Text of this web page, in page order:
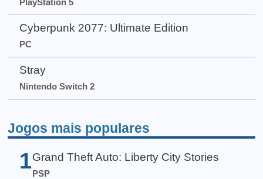
Cyberpunk 2077: Ultimate Edition
PC
Stray
Nintendo Switch 2
Jogos mais populares
1 Grand Theft Auto: Liberty City Stories
PSP